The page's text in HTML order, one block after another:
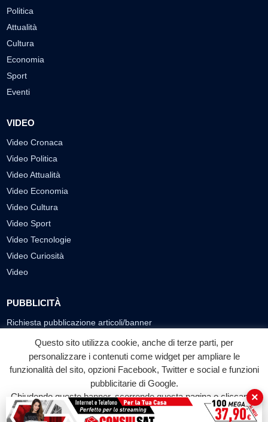
Politica
Attualità
Cultura
Economia
Sport
Eventi
VIDEO
Video Cronaca
Video Politica
Video Attualità
Video Economia
Video Cultura
Video Sport
Video Tecnologie
Video Curiosità
Video
PUBBLICITÀ
Richiesta pubblicazione articoli/banner
SEGUICI SUI SOCIAL
f
Facebook
◎ ▶
YouTube
Questo sito utilizza cookie, anche di terze parti, per
personalizzare i contenuti come widget per ampliare le
funzionalità del sito, opzioni Facebook, Twitter e social e funzioni
pubblicitarie di Google.
Chiudendo questo banner, scorrendo questa pagina o cliccando
su qualunque suo elemento acconsenti all'uso dei cookie.
×